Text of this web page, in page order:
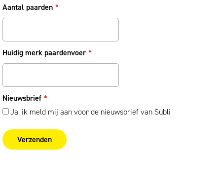
Aantal paarden *
Huidig merk paardenvoer *
Nieuwsbrief *
Ja, ik meld mij aan voor de nieuwsbrief van Subli